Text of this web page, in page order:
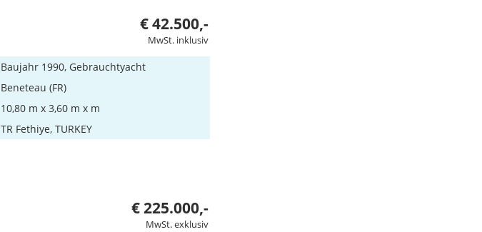
€ 42.500,-
MwSt. inklusiv
Baujahr 1990, Gebrauchtyacht
Beneteau (FR)
10,80 m x 3,60 m x m
TR Fethiye, TURKEY
€ 225.000,-
MwSt. exklusiv